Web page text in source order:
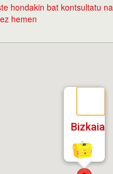
hondakin bat kontsultatu
hemen
Bizkaia